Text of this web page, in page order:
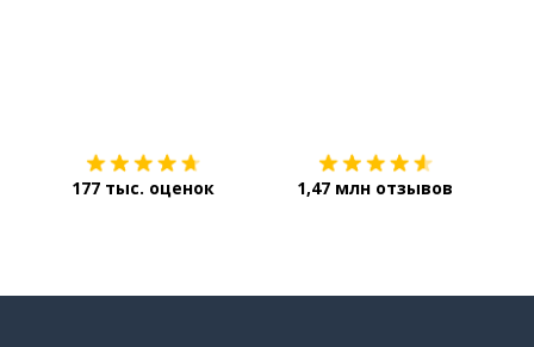
177 тыс. оценок 1,47 млн отзывов